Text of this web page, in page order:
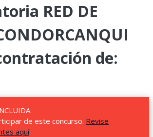
RED DE
de:
de este concurso. Revise
aquí